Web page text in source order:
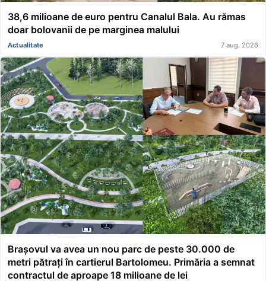
38,6 milioane de euro pentru Canalul Bala. Au rămas
doar bolovanii de pe marginea malului
Actualitate 7 aug. 2026
Brașovul va avea un nou parc de peste 30.000 de
metri pătrați în cartierul Bartolomeu. Primăria a semnat
contractul de aproape 18 milioane de lei